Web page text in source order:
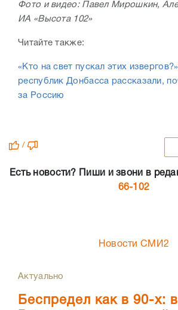
Фото и видео: Павел Мирошкин,
ИА «Высота 102»
Читайте также:
«Кто на свет пускал этих
республик Донбасса рассказали,
за Россию
/
Есть новости? Пиши и звони в
66-102
Новости СМИ2
Актуально
Беспредел как в 90-х: в